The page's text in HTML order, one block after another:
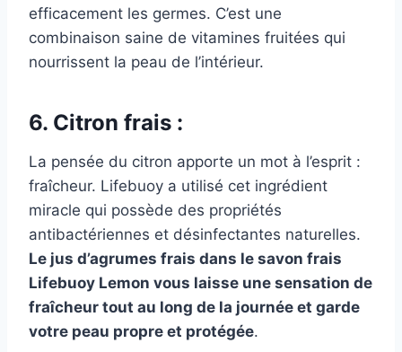
efficacement les germes. C’est une
combinaison saine de vitamines fruitées qui
nourrissent la peau de l’intérieur.
6. Citron frais :
La pensée du citron apporte un mot à l’esprit :
fraîcheur. Lifebuoy a utilisé cet ingrédient
miracle qui possède des propriétés
antibactériennes et désinfectantes naturelles.
Le jus d’agrumes frais dans le savon frais
Lifebuoy Lemon vous laisse une sensation de
fraîcheur tout au long de la journée et garde
votre peau propre et protégée.